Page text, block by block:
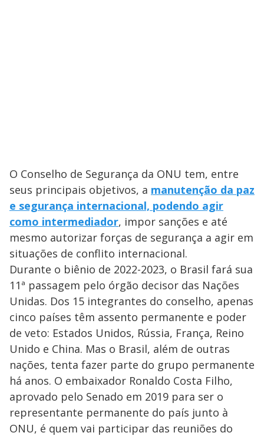
O Conselho de Segurança da ONU tem, entre
seus principais objetivos, a manutenção da paz
e segurança internacional, podendo agir
como intermediador, impor sanções e até
mesmo autorizar forças de segurança a agir em
situações de conflito internacional.
Durante o biênio de 2022-2023, o Brasil fará sua
11ª passagem pelo órgão decisor das Nações
Unidas. Dos 15 integrantes do conselho, apenas
cinco países têm assento permanente e poder
de veto: Estados Unidos, Rússia, França, Reino
Unido e China. Mas o Brasil, além de outras
nações, tenta fazer parte do grupo permanente
há anos. O embaixador Ronaldo Costa Filho,
aprovado pelo Senado em 2019 para ser o
representante permanente do país junto à
ONU, é quem vai participar das reuniões do